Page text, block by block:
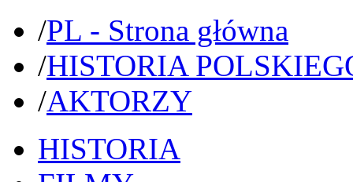
/PL - Strona główna
/HISTORIA
/AKTORZY
HISTORIA